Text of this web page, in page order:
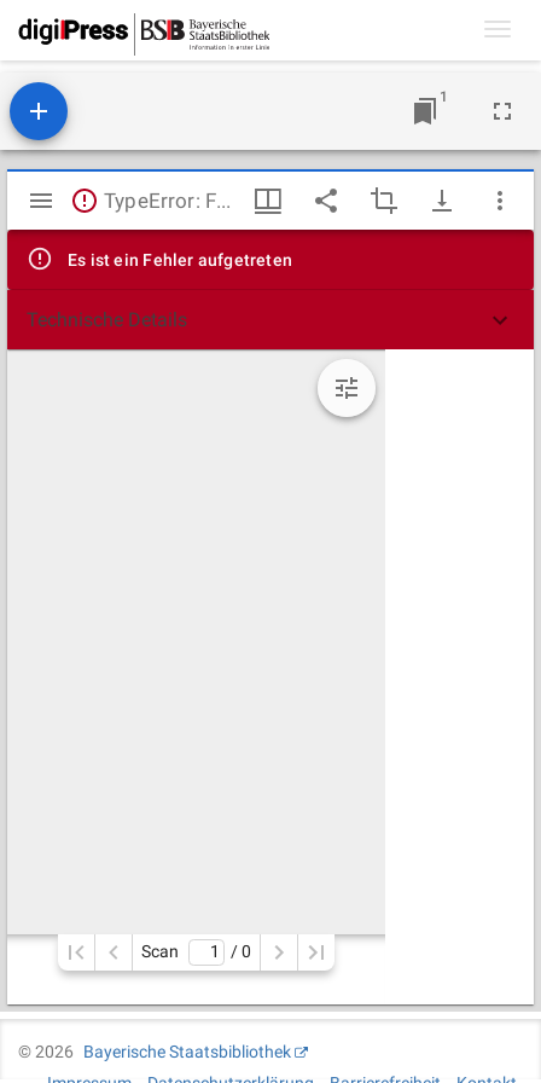
1
Mirador
Viewer
TypeError: Failed to fetch
Es ist ein Fehler aufgetreten
Technische Details
Scan / 0
©2026
Bayerische Staatsbibliothek